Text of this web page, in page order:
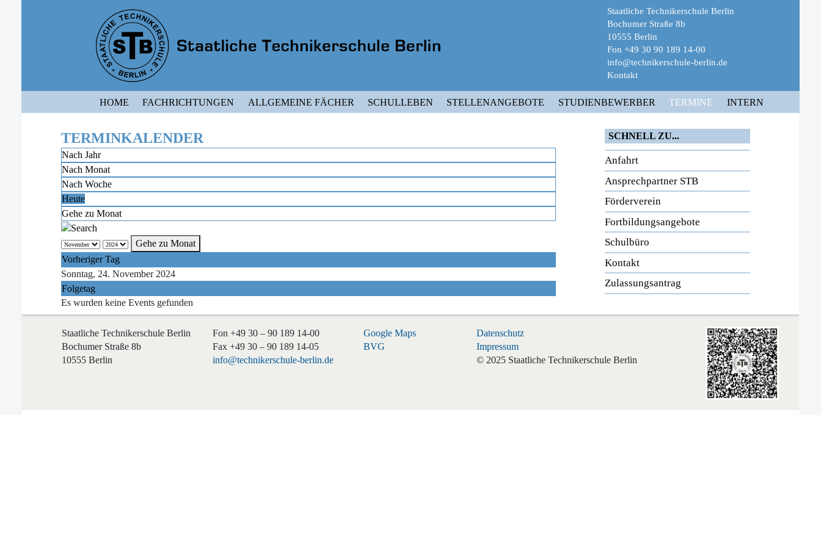
Staatliche Technikerschule Berlin
Bochumer Straße 8b
10555 Berlin
Fon +49 30 90 189 14-00
info@technikerschule-berlin.de
Kontakt
HOME FACHRICHTUNGEN ALLGEMEINE FÄCHER SCHULLEBEN STELLENANGEBOTE STUDIENBEWERBER TERMINE INTERN
TERMINKALENDER
Nach Jahr
Nach Monat
Nach Woche
Heute
Gehe zu Monat
Gehe zu Monat
Vorheriger Tag
Sonntag, 24. November 2024
Folgetag
Es wurden keine Events gefunden
SCHNELL ZU...
Anfahrt
Ansprechpartner STB
Förderverein
Fortbildungsangebote
Schulbüro
Kontakt
Zulassungsantrag
Staatliche Technikerschule Berlin
Bochumer Straße 8b
10555 Berlin
Fon +49 30 – 90 189 14-00
Fax +49 30 – 90 189 14-05
info@technikerschule-berlin.de
Google Maps
BVG
Datenschutz
Impressum
© 2025 Staatliche Technikerschule Berlin